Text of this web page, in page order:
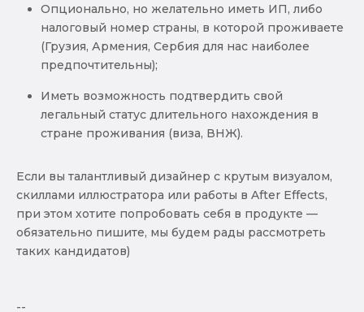
Опционально, но желательно иметь ИП, либо
налоговый номер страны, в которой проживаете
(Грузия, Армения, Сербия для нас наиболее
предпочтительны);
Иметь возможность подтвердить свой
легальный статус длительного нахождения в
стране проживания (виза, ВНЖ).
Если вы талантливый дизайнер с крутым визуалом,
скиллами иллюстратора или работы в After Effects,
при этом хотите попробовать себя в продукте —
обязательно пишите, мы будем рады рассмотреть
таких кандидатов)
--